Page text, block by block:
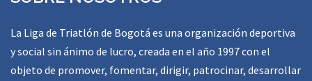
La Liga de Triatlón de Bogotá es una organización deportiva
y social sin ánimo de lucro, creada en el año 1997 con el
objeto de promover, fomentar, dirigir, patrocinar, desarrollar